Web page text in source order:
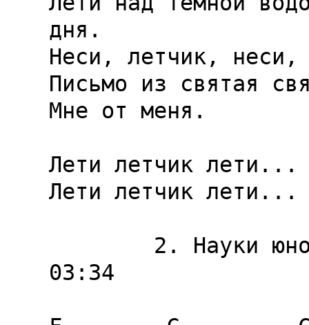
дня.
Неси, летчик, неси,
Письмо из святая
Мне от меня.
Лети летчик лети...
Лети летчик лети...
03:34